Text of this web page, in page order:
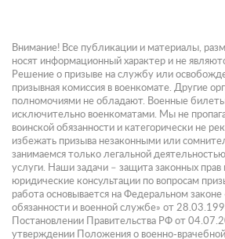
Внимание! Все публикации и материалы,
носят информационный характер и не
Решение о призыве на службу или
призывная комиссия в военкомате. Другие
полномочиями не обладают. Военные
исключительно военкоматами. Мы не
воинской обязанности и категорически не
избежать призыва незаконными или
занимаемся только легальной
услуги. Наши задачи – защита законных прав
юридические консультации по вопросам
работа основывается на Федеральном законе
обязанности и военной службе» от
Постановлении Правительства РФ от
утверждении Положения о военно-